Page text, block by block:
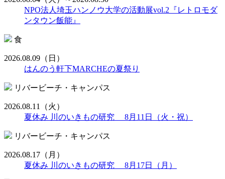
NPO法人埼玉ハンノウ大学の活動展vol.2『レトロモダ
ンタウン飯能』
食
2026.08.09 （日）
はんのう軒下MARCHEの夏祭り
リバービーチ・キャンパス
2026.08.11
（火）
夏休み 川のいきもの研究 8月11日（火・祝）
リバービーチ・キャンパス
2026.08.17 （月）
夏休み 川のいきもの研究 8月17日（月）